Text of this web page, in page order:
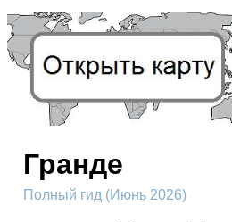
Гранде
Полный гид (Июнь 2026)